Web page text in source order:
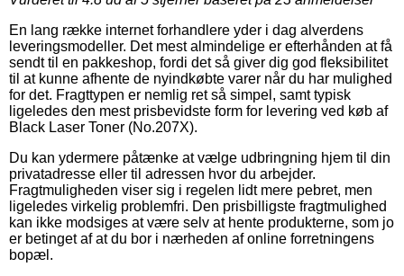
En lang række internet forhandlere yder i dag alverdens
leveringsmodeller. Det mest almindelige er efterhånden at få
sendt til en pakkeshop, fordi det så giver dig god fleksibilitet
til at kunne afhente de nyindkøbte varer når du har mulighed
for det. Fragttypen er nemlig ret så simpel, samt typisk
ligeledes den mest prisbevidste form for levering ved køb af
Black Laser Toner (No.207X).
Du kan ydermere påtænke at vælge udbringning hjem til din
privatadresse eller til adressen hvor du arbejder.
Fragtmuligheden viser sig i regelen lidt mere pebret, men
ligeledes virkelig problemfri. Den prisbilligste fragtmulighed
kan ikke modsiges at være selv at hente produkterne, som jo
er betinget af at du bor i nærheden af online forretningens
bopæl.